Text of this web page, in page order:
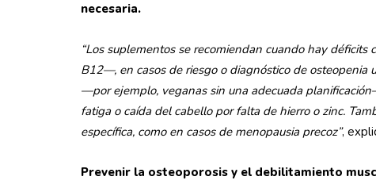
necesaria.
“Los suplementos se recomiendan cuando hay
B12—, en casos de riesgo o diagnóstico de osteopenia
—por ejemplo, veganas sin una adecuada
fatiga o caída del cabello por falta de hierro o zinc.
específica, como en casos de menopausia precoz”,
Prevenir la osteoporosis y el debilitamiento